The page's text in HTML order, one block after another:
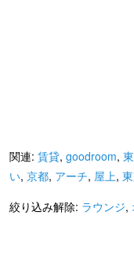
関連: 賃貸, goodroom,
い, 京都, アーチ, 屋上,
絞り込み解除: ラウンジ,